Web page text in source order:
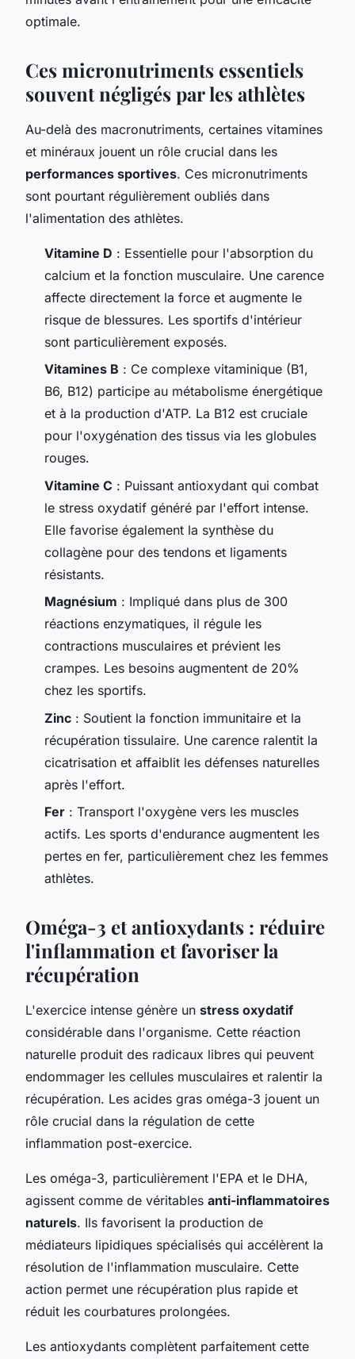
optimale.
Ces micronutriments essentiels
souvent négligés par les athlètes
Au-delà des macronutriments, certaines vitamines
et minéraux jouent un rôle crucial dans les
performances sportives. Ces micronutriments
sont pourtant régulièrement oubliés dans
l'alimentation des athlètes.
Vitamine D : Essentielle pour l'absorption du
calcium et la fonction musculaire. Une carence
affecte directement la force et augmente le
risque de blessures. Les sportifs d'intérieur
sont particulièrement exposés.
Vitamines B : Ce complexe vitaminique (B1,
B6, B12) participe au métabolisme énergétique
et à la production d'ATP. La B12 est cruciale
pour l'oxygénation des tissus via les globules
rouges.
Vitamine C : Puissant antioxydant qui combat
le stress oxydatif généré par l'effort intense.
Elle favorise également la synthèse du
collagène pour des tendons et ligaments
résistants.
Magnésium : Impliqué dans plus de 300
réactions enzymatiques, il régule les
contractions musculaires et prévient les
crampes. Les besoins augmentent de 20%
chez les sportifs.
Zinc : Soutient la fonction immunitaire et la
récupération tissulaire. Une carence ralentit la
cicatrisation et affaiblit les défenses naturelles
après l'effort.
Fer : Transport l'oxygène vers les muscles
actifs. Les sports d'endurance augmentent les
pertes en fer, particulièrement chez les femmes
athlètes.
Oméga-3 et antioxydants : réduire
l'inflammation et favoriser la
récupération
L'exercice intense génère un stress oxydatif
considérable dans l'organisme. Cette réaction
naturelle produit des radicaux libres qui peuvent
endommager les cellules musculaires et ralentir la
récupération. Les acides gras oméga-3 jouent un
rôle crucial dans la régulation de cette
inflammation post-exercice.
Les oméga-3, particulièrement l'EPA et le DHA,
agissent comme de véritables anti-inflammatoires
naturels. Ils favorisent la production de
médiateurs lipidiques spécialisés qui accélèrent la
résolution de l'inflammation musculaire. Cette
action permet une récupération plus rapide et
réduit les courbatures prolongées.
Les antioxydants complètent parfaitement cette